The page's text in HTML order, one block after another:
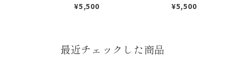
一般的なギフト包装
婚礼や出産などのギフト
包装
¥5,500 ¥5,500
最近チェックした商品